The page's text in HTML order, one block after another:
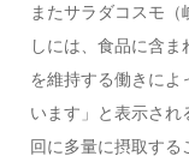
またサラダコスモ
しには、食品に含
を維持する働きによ
います」と表示され
回に多量に摂取す